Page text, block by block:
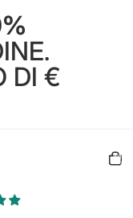
DI €
items
in